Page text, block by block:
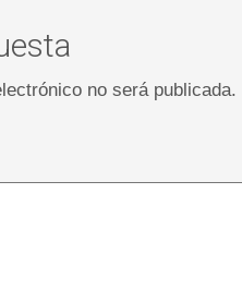
no será publicada.